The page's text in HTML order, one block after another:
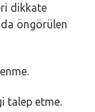
dikkate
öngörülen
talep etme.